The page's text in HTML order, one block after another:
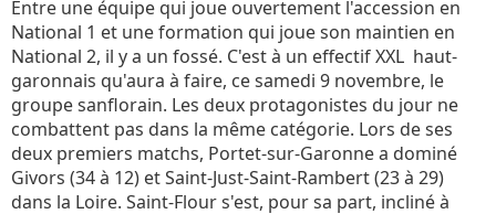
Entre une équipe qui joue ouvertement l'accession en
National 1 et une formation qui joue son maintien en
National 2, il y a un fossé. C'est à un effectif XXL haut-
garonnais qu'aura à faire, ce samedi 9 novembre, le
groupe sanflorain. Les deux protagonistes du jour ne
combattent pas dans la même catégorie. Lors de ses
deux premiers matchs, Portet-sur-Garonne a dominé
Givors (34 à 12) et Saint-Just-Saint-Rambert (23 à 29)
dans la Loire. Saint-Flour s'est, pour sa part, incliné à